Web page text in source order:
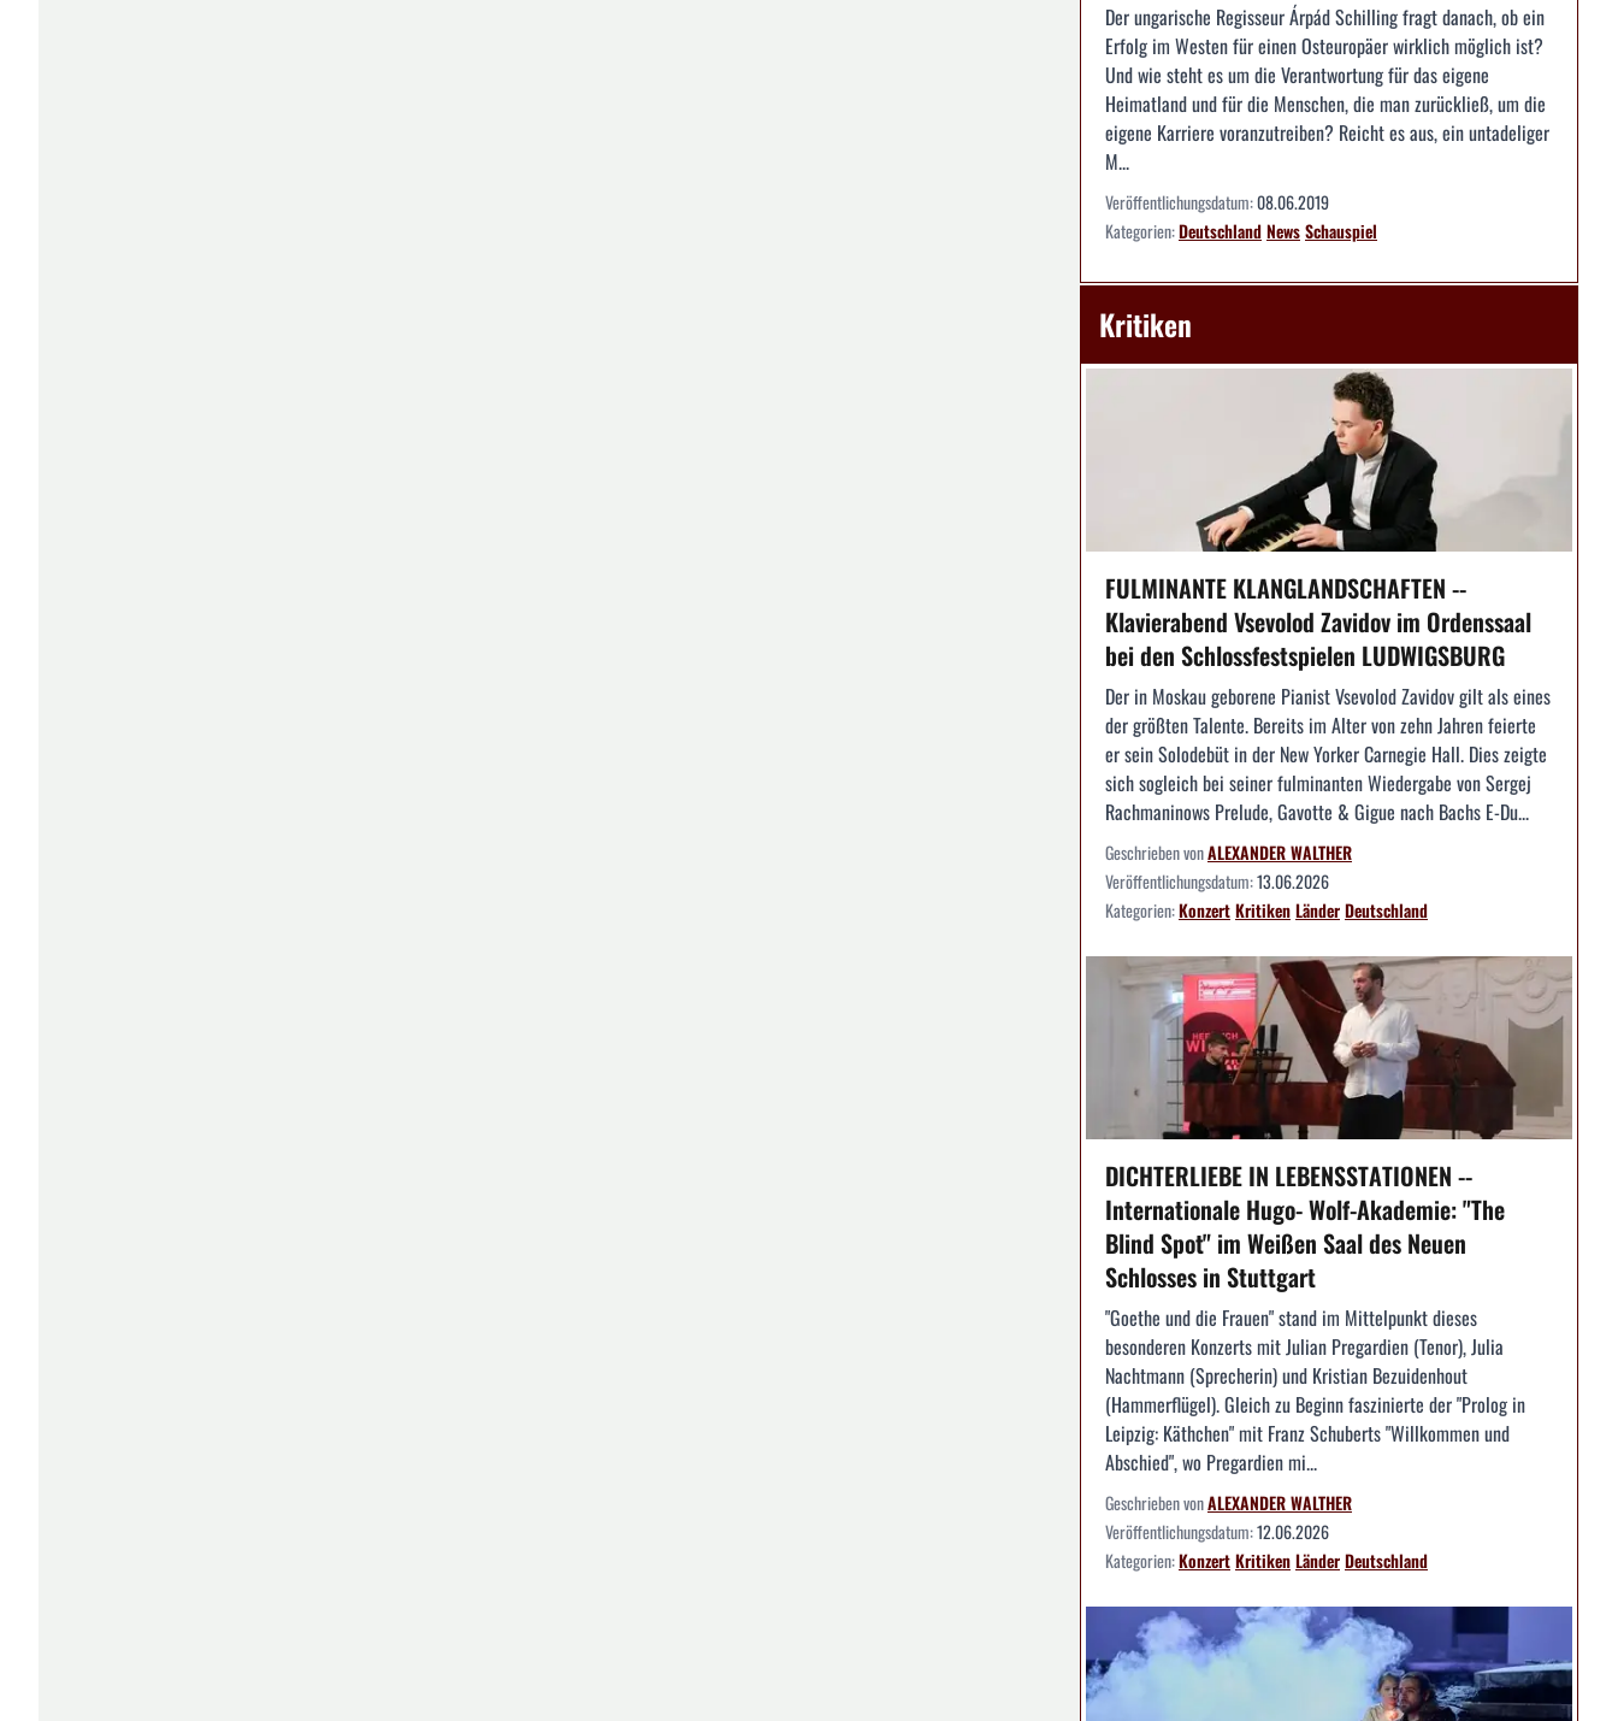
Der ungarische Regisseur Árpád Schilling fragt danach, ob ein
Erfolg im Westen für einen Osteuropäer wirklich möglich ist?
Und wie steht es um die Verantwortung für das eigene
Heimatland und für die Menschen, die man zurückließ, um die
eigene Karriere voranzutreiben? Reicht es aus, ein untadeliger
M...
Veröffentlichungsdatum:08.06.2019
Kategorien:DeutschlandNewsSchauspiel
Kritiken
FULMINANTE KLANGLANDSCHAFTEN --
Klavierabend Vsevolod Zavidov im Ordenssaal
bei den Schlossfestspielen LUDWIGSBURG
Der in Moskau geborene Pianist Vsevolod Zavidov gilt als eines
der größten Talente. Bereits im Alter von zehn Jahren feierte
er sein Solodebüt in der New Yorker Carnegie Hall. Dies zeigte
sich sogleich bei seiner fulminanten Wiedergabe von Sergej
Rachmaninows Prelude, Gavotte & Gigue nach Bachs E-Du...
Geschrieben vonALEXANDER WALTHER
Veröffentlichungsdatum:13.06.2026
Kategorien:KonzertKritikenLänderDeutschland
DICHTERLIEBE IN LEBENSSTATIONEN --
Internationale Hugo- Wolf-Akademie: "The
Blind Spot" im Weißen Saal des Neuen
Schlosses in Stuttgart
"Goethe und die Frauen" stand im Mittelpunkt dieses
besonderen Konzerts mit Julian Pregardien (Tenor), Julia
Nachtmann (Sprecherin) und Kristian Bezuidenhout
(Hammerflügel). Gleich zu Beginn faszinierte der "Prolog in
Leipzig: Käthchen" mit Franz Schuberts "Willkommen und
Abschied", wo Pregardien mi...
Geschrieben vonALEXANDER WALTHER
Veröffentlichungsdatum:12.06.2026
Kategorien:KonzertKritikenLänderDeutschland